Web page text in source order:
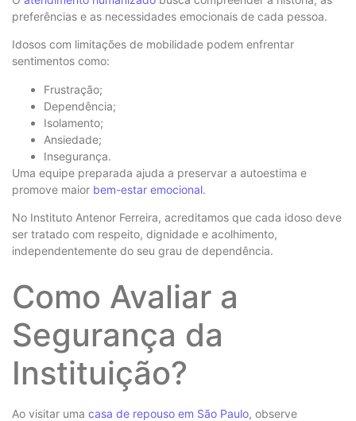
preferências e as necessidades emocionais de cada pessoa.
Idosos com limitações de mobilidade podem enfrentar
sentimentos como:
Frustração;
Dependência;
Isolamento;
Ansiedade;
Insegurança.
Uma equipe preparada ajuda a preservar a autoestima e
promove maior bem-estar emocional.
No Instituto Antenor Ferreira, acreditamos que cada idoso deve
ser tratado com respeito, dignidade e acolhimento,
independentemente do seu grau de dependência.
Como Avaliar a
Segurança da
Instituição?
Ao visitar uma casa de repouso em São Paulo, observe